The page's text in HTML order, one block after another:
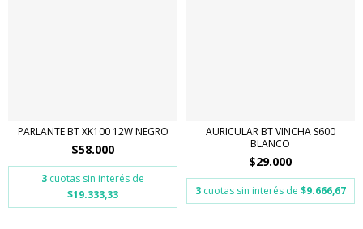
PARLANTE BT XK100 12W NEGRO
$58.000
3 cuotas sin interés de
$19.333,33
AURICULAR BT VINCHA S600
BLANCO
$29.000
3 cuotas sin interés de $9.666,67